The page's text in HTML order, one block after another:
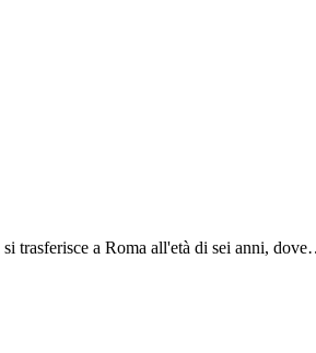
trasferisce a Roma all'età di sei anni,